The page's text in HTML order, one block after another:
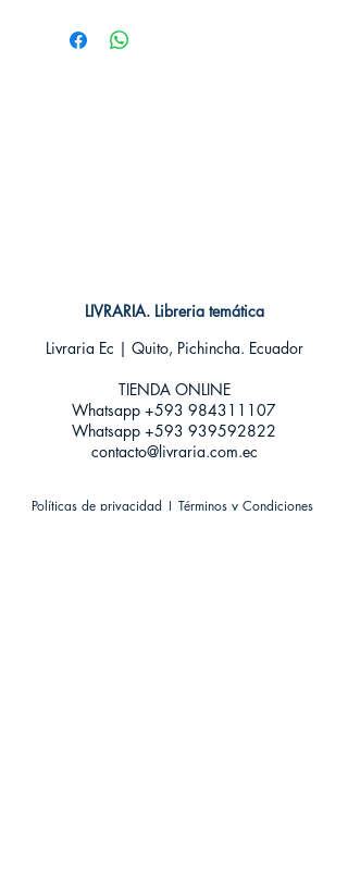
Editorial: Nódica Libros
Idioma: Castellano
LIVRARIA. Libreria temática
Livraria Ec | Quito, Pichincha. Ecuador
TIENDA ONLINE​
Whatsapp +593 984311107
Whatsapp +593 939592822
contacto@livraria.com.ec
Políticas de privacidad | Términos y Condiciones